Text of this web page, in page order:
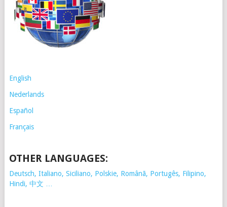
English
Nederlands
Español
Français
OTHER LANGUAGES:
Deutsch, Italiano, Siciliano, Polskie, Românã, Portugês, Filipino,
Hindi, 中文 …